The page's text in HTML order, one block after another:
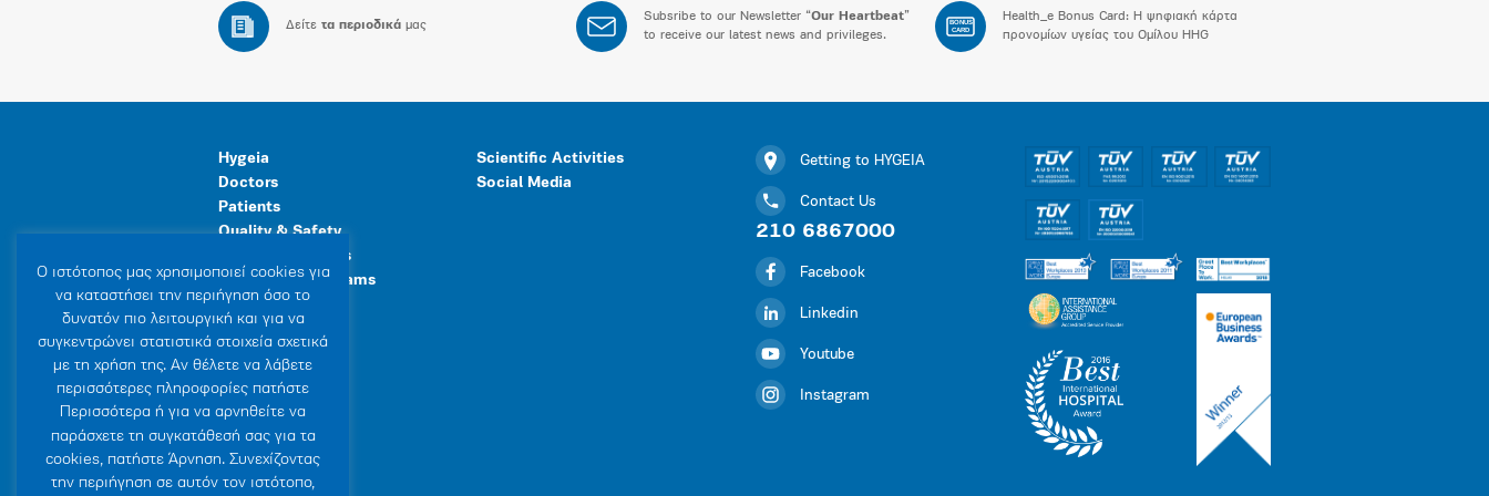
Δείτε τα περιοδικά μας
Subsribe to our Newsletter “Our Heartbeat”
to receive our latest news and privileges.
BONUS
CARD
Health_e Bonus Card: H ψηφιακή κάρτα
προνομίων υγείας του Ομίλου HHG
Hygeia
Doctors
Patients
Quality & Safety
Human Resources
Healthcare Programs
General Facilities
Scientific Activities
Social Media
Getting to HYGEIA
Contact Us
210 6867000
Facebook
Linkedin
Youtube
Instagram
Ο ιστότοπoς μας χρησιμοποιεί cookies για
να καταστήσει την περιήγηση όσο το
δυνατόν πιο λειτουργική και για να
συγκεντρώνει στατιστικά στοιχεία σχετικά
με τη χρήση της. Αν θέλετε να λάβετε
περισσότερες πληροφορίες πατήστε
Περισσότερα ή για να αρνηθείτε να
παράσχετε τη συγκατάθεσή σας για τα
cookies, πατήστε Άρνηση. Συνεχίζοντας
την περιήγηση σε αυτόν τον ιστότοπο,